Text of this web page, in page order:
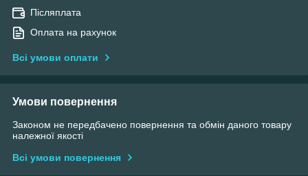
Післяплата
Оплата на рахунок
Всі умови оплати
Умови повернення
Законом не передбачено повернення та обмін даного товару
належної якості
Всі умови повернення